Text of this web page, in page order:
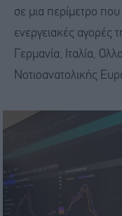
σε μια περίμετρο που
ενεργειακές
Γερμανία, Ιταλία,
Νοτιοανατολικής